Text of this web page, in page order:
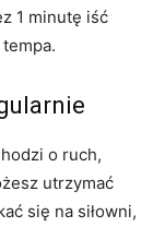
1 minutę iść
o ruch,
utrzymać
się na siłowni,